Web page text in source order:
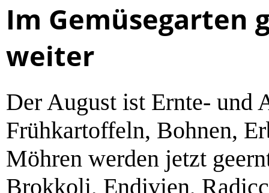
Im Gemüsegarten
weiter
Der August ist Ernte- und
Frühkartoffeln, Bohnen,
Möhren werden jetzt
Brokkoli, Endivien,